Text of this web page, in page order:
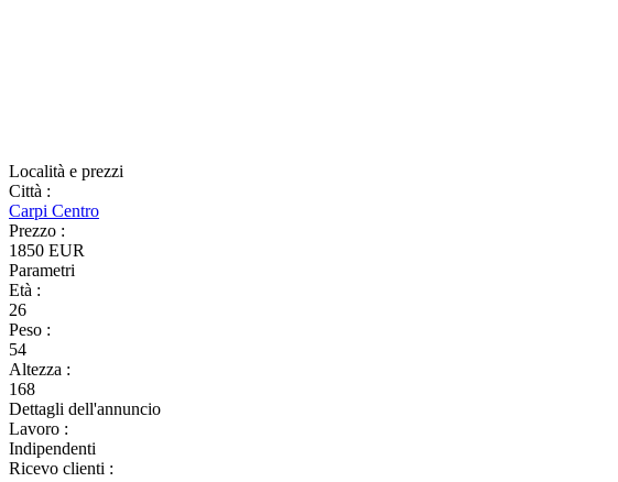
Località e prezzi
Città :
Carpi Centro
Prezzo :
1850 EUR
Parametri
Età :
26
Peso :
54
Altezza :
168
Dettagli dell'annuncio
Lavoro :
Indipendenti
Ricevo clienti :